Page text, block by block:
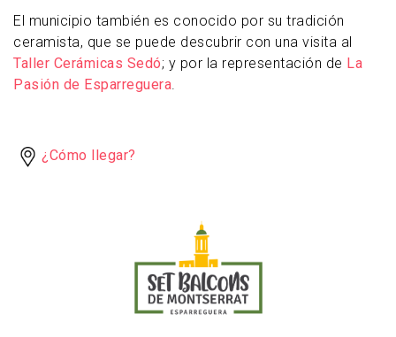
El municipio también es conocido por su tradición
ceramista, que se puede descubrir con una visita al
Taller Cerámicas Sedó; y por la representación de La
Pasión de Esparreguera.
¿Cómo llegar?